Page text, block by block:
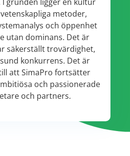
metoder,
och öppenhet
utan dominans. Det är
säkerställt trovärdighet,
konkurrens. Det är
att SimaPro fortsätter
och passionerade
och partners.